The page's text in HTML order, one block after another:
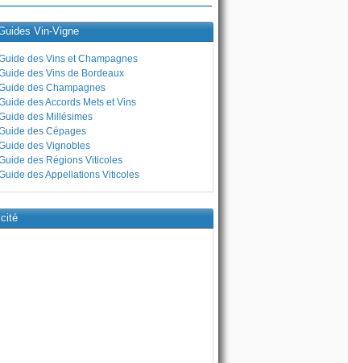
Vin-Vigne
des Vins et Champagnes
des Vins de Bordeaux
des Champagnes
des Accords Mets et Vins
des Millésimes
des Cépages
des Vignobles
des Régions Viticoles
des Appellations Viticoles